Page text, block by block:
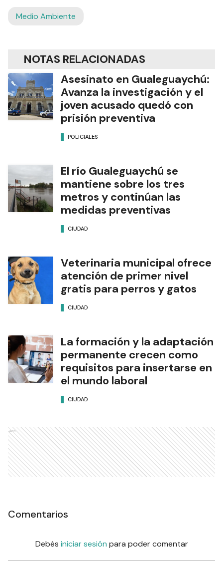
Medio Ambiente
NOTAS RELACIONADAS
Asesinato en Gualeguaychú:
Avanza la investigación y el
joven acusado quedó con
prisión preventiva
POLICIALES
El río Gualeguaychú se
mantiene sobre los tres
metros y continúan las
medidas preventivas
CIUDAD
Veterinaria municipal ofrece
atención de primer nivel
gratis para perros y gatos
CIUDAD
La formación y la adaptación
permanente crecen como
requisitos para insertarse en
el mundo laboral
CIUDAD
Ads
Comentarios
Debés iniciar sesión para poder comentar